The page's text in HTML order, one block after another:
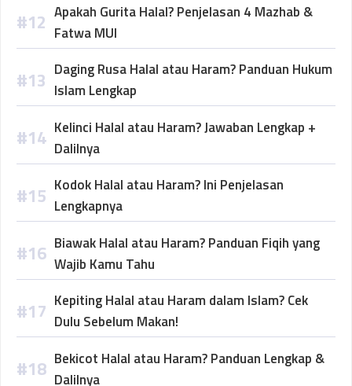
Apakah Gurita Halal? Penjelasan 4 Mazhab &
Fatwa MUI
Daging Rusa Halal atau Haram? Panduan Hukum
Islam Lengkap
Kelinci Halal atau Haram? Jawaban Lengkap +
Dalilnya
Kodok Halal atau Haram? Ini Penjelasan
Lengkapnya
Biawak Halal atau Haram? Panduan Fiqih yang
Wajib Kamu Tahu
Kepiting Halal atau Haram dalam Islam? Cek
Dulu Sebelum Makan!
Bekicot Halal atau Haram? Panduan Lengkap &
Dalilnya